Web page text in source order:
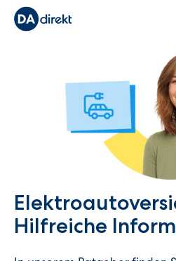
Hilfreiche